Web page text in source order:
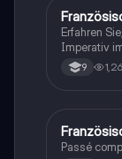
Erfahren
Imperativ
Diese
9
Passé